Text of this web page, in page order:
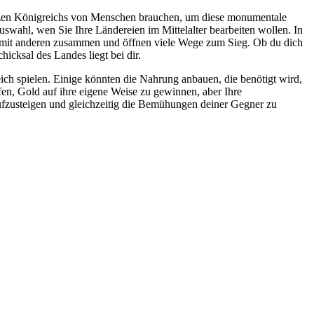
Königreichs von Menschen brauchen, um diese monumentale
wen Sie Ihre Ländereien im Mittelalter bearbeiten wollen. In
anderen zusammen und öffnen viele Wege zum Sieg. Ob du dich
des Landes liegt bei dir.
spielen. Einige könnten die Nahrung anbauen, die benötigt wird,
Gold auf ihre eigene Weise zu gewinnen, aber Ihre
und gleichzeitig die Bemühungen deiner Gegner zu